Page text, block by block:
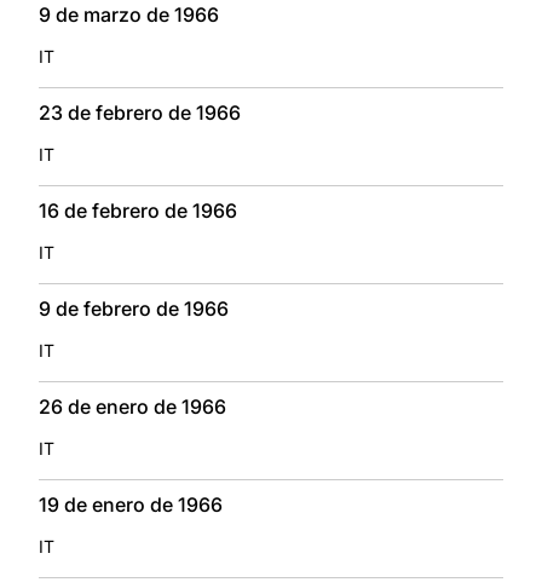
9 de marzo de 1966
IT
23 de febrero de 1966
IT
16 de febrero de 1966
IT
9 de febrero de 1966
IT
26 de enero de 1966
IT
19 de enero de 1966
IT